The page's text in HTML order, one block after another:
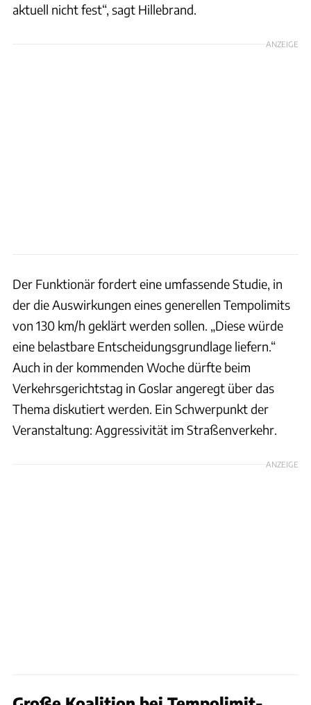
aktuell nicht fest“, sagt Hillebrand.
ANZEIGE
Der Funktionär fordert eine umfassende Studie, in
der die Auswirkungen eines generellen Tempolimits
von 130 km/h geklärt werden sollen. „Diese würde
eine belastbare Entscheidungsgrundlage liefern.“
Auch in der kommenden Woche dürfte beim
Verkehrsgerichtstag in Goslar angeregt über das
Thema diskutiert werden. Ein Schwerpunkt der
Veranstaltung: Aggressivität im Straßenverkehr.
ANZEIGE